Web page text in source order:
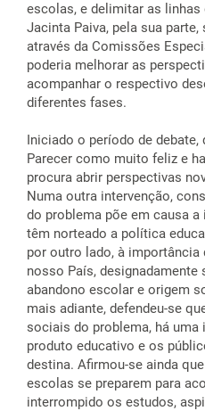
escolas, e delimitar as
Jacinta Paiva, pela sua
através da Comissões
poderia melhorar as
acompanhar o respectivo
diferentes fases.
Iniciado o período de
Parecer como muito feliz e
procura abrir perspectivas
Numa outra intervenção,
do problema põe em causa
têm norteado a política
por outro lado, à
nosso País, designadamente
abandono escolar e origem
mais adiante, defendeu-se
sociais do problema, há uma
produto educativo e os
destina. Afirmou-se ainda
escolas se preparem para
interrompido os estudos,